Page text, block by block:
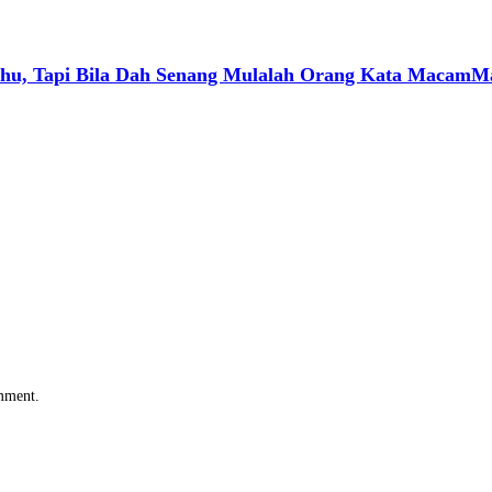
Tapi Bila Dah Senang Mulalah Orang Kata